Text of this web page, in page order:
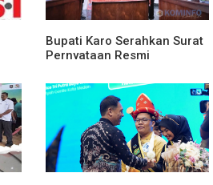
Bupati Karo Serahkan Surat
Pernyataan Resmi
Kabanjahe